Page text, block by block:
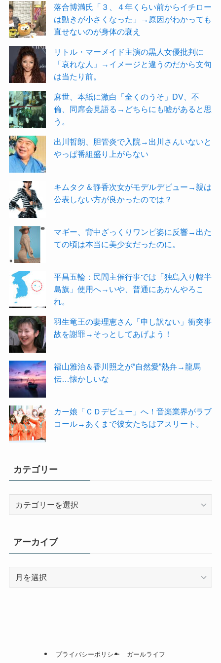
落合博満氏「３、４年くらい前からイチロー
は動きが小さくなった」→原因がわかっても
直せないのが身体の衰え
リトル・マーメイド主演の黒人女優批判に
「哀れな人」→イメージと違うのだから文句
は当たり前。
麻世、本紙に激白「全くのうそ」DV、不
倫、同席会見語る→どちらにも嘘があると思
う。
出川哲朗、胆管炎で入院→出川さんいないと
やっぱ番組盛り上がらない
キムタク＆静香次女がモデルデビュー→親は
公表しない方が良かったのでは？
マギー、背中ざっくりワンピ姿に反響→出た
ての頃は本当に美少女だったのに。
平昌五輪：民間主催行事では「独島入り韓半
島旗」使用へ→いや、普通にあかんやろこ
れ。
羽生竜王の妻理恵さん「申し訳ない」衝突事
故を謝罪→そっとしてあげよう！
福山雅治＆香川照之が“自然愛”熱弁→龍馬
伝…懐かしいな
カー娘「ＣＤデビュー」へ！音楽業界がラブ
コール→あくまで彼女たちはアスリート。
カテゴリー
リ
ー
アーカイブ
プライバシーポリシー ガールライフ